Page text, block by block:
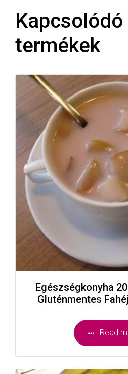
Kapcsolódó
termékek
Egészségkonyha
Gluténmentes
Read